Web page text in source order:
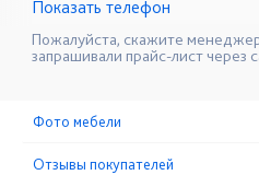
☎+7 (831) 614-39-98
Показать телефон
Пожалуйста, скажите
запрашивали прайс-лист через
Фото мебели
Отзывы покупателей